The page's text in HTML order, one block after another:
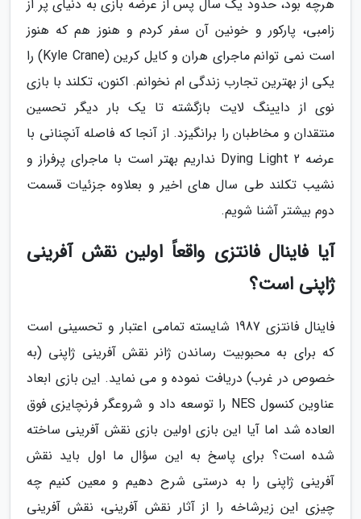
هرچه بود، حدود یک سال پس از عرضه بازی به دنیای پر از
زامبی، پارکور و خونین آن سفر کردم و هنوز هم که هنوز
است نمی توانم ماجرای هران و کایل کرین (Kyle Crane) را
یکی از بهترین تجارب زندگی ام نخوانم. اکنون، تکلند با بازی
نوی از دایینگ لایت بازگشته تا یک بار دیگر تحسین
منتقدان و مخاطبان را برانگیزد. از آنجا که فاصله آنچنانی با
عرضه Dying Light 2 نداریم بهتر است با ماجرای پرفراز و
نشیب تکلند طی سال های اخیر و بعلاوه جزئیات قسمت
دوم بیشتر آشنا شویم.
آیا فاینال فانتزی واقعاً اولین نقش آفرینی
ژاپنی است؟
فاینال فانتزی 1987 شایسته تمامی اعتبار و تحسینی است
که برای به محبوبیت رساندن ژانر نقش آفرینی ژاپنی (به
خصوص در غرب) دریافت نموده و می نماید. این بازی ابعاد
عناوین کنسول NES را توسعه داد و شروعگر فرنچایزی فوق
العاده شد اما آیا این بازی اولین بازی نقش آفرینی ساخته
شده است؟ برای پاسخ به این سؤال ما اول باید نقش
آفرینی ژاپنی را به درستی شرح دهیم و معین کنیم چه
چیزی این زیرشاخه را از آثار نقش آفرینی، نقش آفرینی